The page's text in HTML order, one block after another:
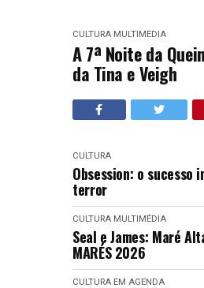
CULTURA MULTIMÉDIA
A 7ª Noite da
da Tina e Veigh
CULTURA
Obsession: o sucesso
terror
CULTURA MULTIMÉDIA
Seal e James: Maré
MARÉS 2026
CULTURA EM AGENDA